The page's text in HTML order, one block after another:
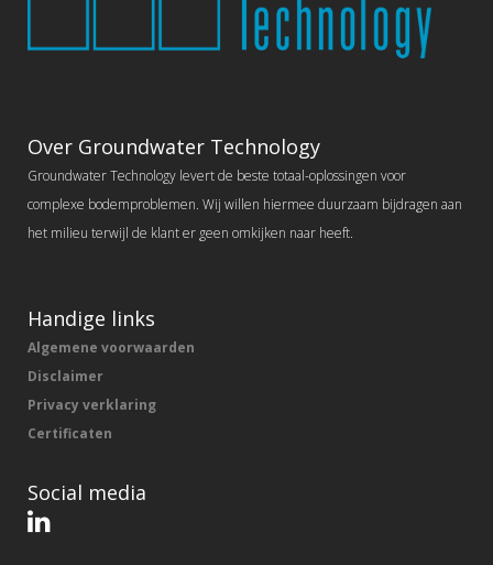
Over Groundwater Technology
Groundwater Technology levert de beste totaal-oplossingen voor
complexe bodemproblemen. Wij willen hiermee duurzaam bijdragen aan
het milieu terwijl de klant er geen omkijken naar heeft.
Handige links
Algemene voorwaarden
Disclaimer
Privacy verklaring
Certificaten
Social media